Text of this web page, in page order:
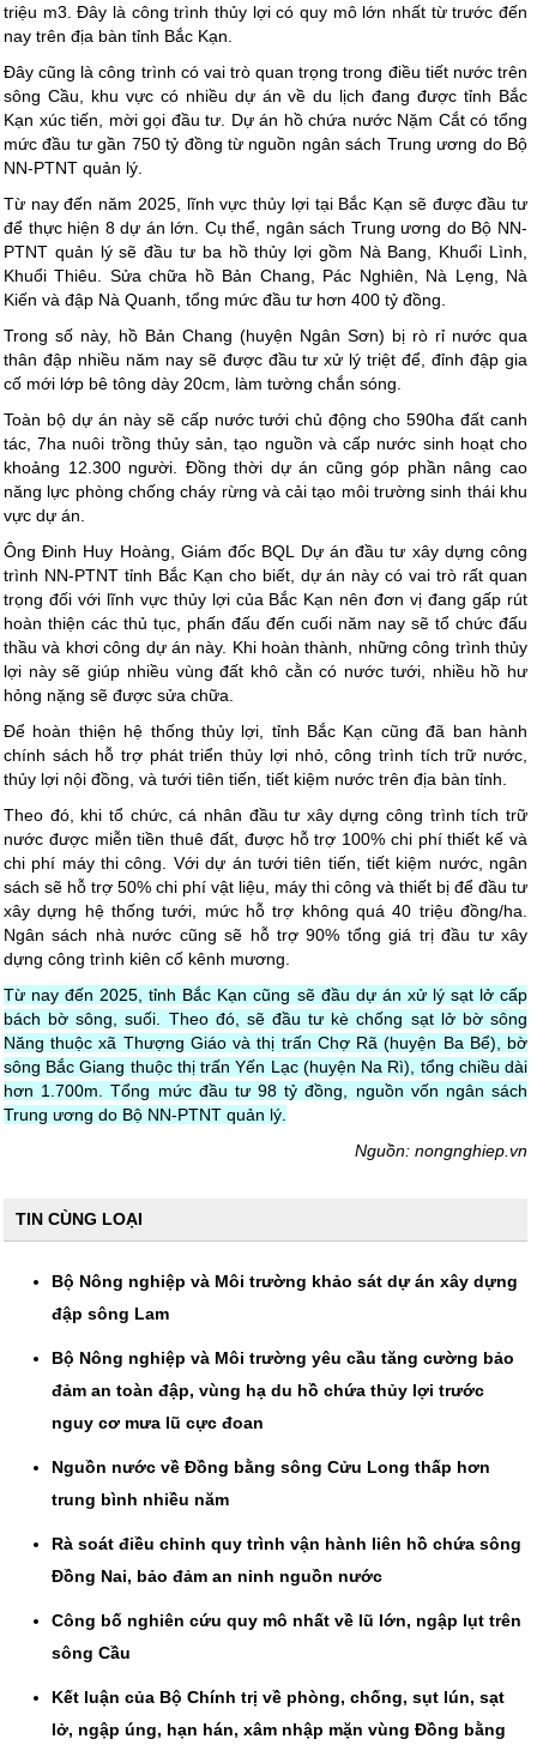
triệu m3. Đây là công trình thủy lợi có quy mô lớn nhất từ trước đến
nay trên địa bàn tỉnh Bắc Kạn.
Đây cũng là công trình có vai trò quan trọng trong điều tiết nước trên
sông Cầu, khu vực có nhiều dự án về du lịch đang được tỉnh Bắc
Kạn xúc tiến, mời gọi đầu tư. Dự án hồ chứa nước Nặm Cắt có tổng
mức đầu tư gần 750 tỷ đồng từ nguồn ngân sách Trung ương do Bộ
NN-PTNT quản lý.
Từ nay đến năm 2025, lĩnh vực thủy lợi tại Bắc Kạn sẽ được đầu tư
để thực hiện 8 dự án lớn. Cụ thể, ngân sách Trung ương do Bộ NN-
PTNT quản lý sẽ đầu tư ba hồ thủy lợi gồm Nà Bang, Khuổi Lình,
Khuổi Thiêu. Sửa chữa hồ Bản Chang, Pác Nghiên, Nà Lẹng, Nà
Kiến và đập Nà Quanh, tổng mức đầu tư hơn 400 tỷ đồng.
Trong số này, hồ Bản Chang (huyện Ngân Sơn) bị rò rỉ nước qua
thân đập nhiều năm nay sẽ được đầu tư xử lý triệt để, đỉnh đập gia
cố mới lớp bê tông dày 20cm, làm tường chắn sóng.
Toàn bộ dự án này sẽ cấp nước tưới chủ động cho 590ha đất canh
tác, 7ha nuôi trồng thủy sản, tạo nguồn và cấp nước sinh hoạt cho
khoảng 12.300 người. Đồng thời dự án cũng góp phần nâng cao
năng lực phòng chống cháy rừng và cải tạo môi trường sinh thái khu
vực dự án.
Ông Đinh Huy Hoàng, Giám đốc BQL Dự án đầu tư xây dựng công
trình NN-PTNT tỉnh Bắc Kạn cho biết, dự án này có vai trò rất quan
trọng đối với lĩnh vực thủy lợi của Bắc Kạn nên đơn vị đang gấp rút
hoàn thiện các thủ tục, phấn đấu đến cuối năm nay sẽ tổ chức đấu
thầu và khơi công dự án này. Khi hoàn thành, những công trình thủy
lợi này sẽ giúp nhiều vùng đất khô cằn có nước tưới, nhiều hồ hư
hỏng nặng sẽ được sửa chữa.
Để hoàn thiện hệ thống thủy lợi, tỉnh Bắc Kạn cũng đã ban hành
chính sách hỗ trợ phát triển thủy lợi nhỏ, công trình tích trữ nước,
thủy lợi nội đồng, và tưới tiên tiến, tiết kiệm nước trên địa bàn tỉnh.
Theo đó, khi tổ chức, cá nhân đầu tư xây dựng công trình tích trữ
nước được miễn tiền thuê đất, được hỗ trợ 100% chi phí thiết kế và
chi phí máy thi công. Với dự án tưới tiên tiến, tiết kiệm nước, ngân
sách sẽ hỗ trợ 50% chi phí vật liệu, máy thi công và thiết bị để đầu tư
xây dựng hệ thống tưới, mức hỗ trợ không quá 40 triệu đồng/ha.
Ngân sách nhà nước cũng sẽ hỗ trợ 90% tổng giá trị đầu tư xây
dựng công trình kiên cố kênh mương.
Từ nay đến 2025, tỉnh Bắc Kạn cũng sẽ đầu dự án xử lý sạt lở cấp
bách bờ sông, suối. Theo đó, sẽ đầu tư kè chống sạt lở bờ sông
Năng thuộc xã Thượng Giáo và thị trấn Chợ Rã (huyện Ba Bể), bờ
sông Bắc Giang thuộc thị trấn Yến Lạc (huyện Na Rì), tổng chiều dài
hơn 1.700m. Tổng mức đầu tư 98 tỷ đồng, nguồn vốn ngân sách
Trung ương do Bộ NN-PTNT quản lý.
Nguồn: nongnghiep.vn
TIN CÙNG LOẠI
Bộ Nông nghiệp và Môi trường khảo sát dự án xây dựng
đập sông Lam
Bộ Nông nghiệp và Môi trường yêu cầu tăng cường bảo
đảm an toàn đập, vùng hạ du hồ chứa thủy lợi trước
nguy cơ mưa lũ cực đoan
Nguồn nước về Đồng bằng sông Cửu Long thấp hơn
trung bình nhiều năm
Rà soát điều chỉnh quy trình vận hành liên hồ chứa sông
Đồng Nai, bảo đảm an ninh nguồn nước
Công bố nghiên cứu quy mô nhất về lũ lớn, ngập lụt trên
sông Cầu
Kết luận của Bộ Chính trị về phòng, chống, sụt lún, sạt
lở, ngập úng, hạn hán, xâm nhập mặn vùng Đồng bằng